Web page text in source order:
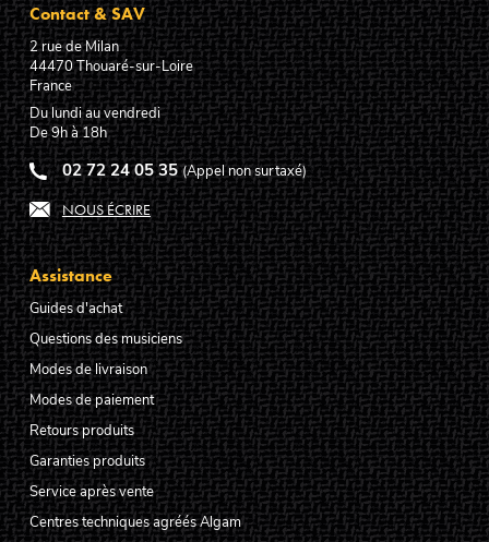
Contact & SAV
2 rue de Milan
44470Thouaré-sur-Loire
France
Du lundi au vendredi
De 9h à 18h
02 72 24 05 35 (Appel non surtaxé)
NOUS ÉCRIRE
Assistance
Guides d'achat
Questions des musiciens
Modes de livraison
Modes de paiement
Retours produits
Garanties produits
Service après vente
Centres techniques agréés Algam